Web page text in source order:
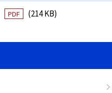
PDF (214 KB)